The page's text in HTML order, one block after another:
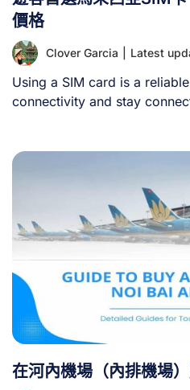
價格
Clover Garcia Latest
Using a SIM card is a
connectivity and stay
在河內機場（內排機場